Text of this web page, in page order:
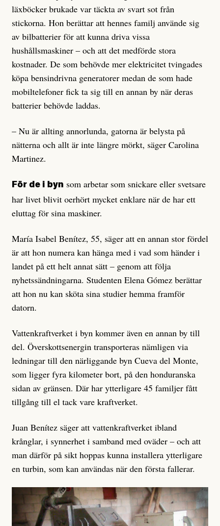
läxböcker brukade var täckta av svart sot från
stickorna. Hon berättar att hennes familj använde sig
av bilbatterier för att kunna driva vissa
hushållsmaskiner – och att det medförde stora
kostnader. De som behövde mer elektricitet tvingades
köpa bensindrivna generatorer medan de som hade
mobiltelefoner fick ta sig till en annan by när deras
batterier behövde laddas.
– Nu är allting annorlunda, gatorna är belysta på
nätterna och allt är inte längre mörkt, säger Carolina
Martinez.
För de i byn som arbetar som snickare eller svetsare
har livet blivit oerhört mycket enklare när de har ett
eluttag för sina maskiner.
María Isabel Benítez, 55, säger att en annan stor fördel
är att hon numera kan hänga med i vad som händer i
landet på ett helt annat sätt – genom att följa
nyhetssändningarna. Studenten Elena Gómez berättar
att hon nu kan sköta sina studier hemma framför
datorn.
Vattenkraftverket i byn kommer även en annan by till
del. Överskottsenergin transporteras nämligen via
ledningar till den närliggande byn Cueva del Monte,
som ligger fyra kilometer bort, på den honduranska
sidan av gränsen. Där har ytterligare 45 familjer fått
tillgång till el tack vare kraftverket.
Juan Benítez säger att vattenkraftverket ibland
krånglar, i synnerhet i samband med oväder – och att
man därför på sikt hoppas kunna installera ytterligare
en turbin, som kan användas när den första fallerar.